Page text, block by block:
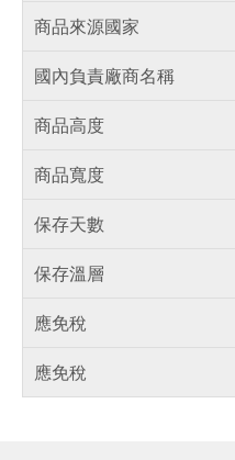
商品來源國家
國內負責廠商名稱
商品高度
商品寬度
保存天數
保存溫層
應免稅
應免稅